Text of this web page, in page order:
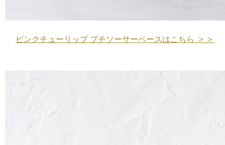
ピンクチューリップ プチソーサーベースはこちら ＞＞